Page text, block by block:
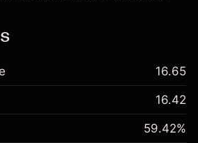
16.65
16.42
59.42%